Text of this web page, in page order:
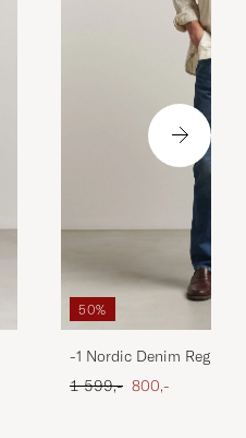
50%
-1 Nordic Denim Regular
Ordinær pris
1 599,- Nedsatt pris
800,-